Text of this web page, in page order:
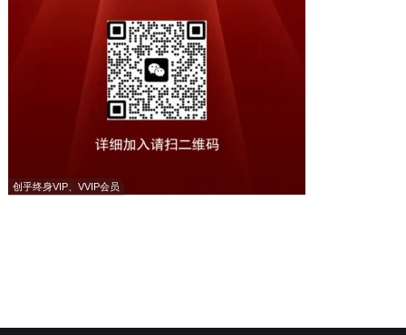
创乎终身VIP、VVIP会员